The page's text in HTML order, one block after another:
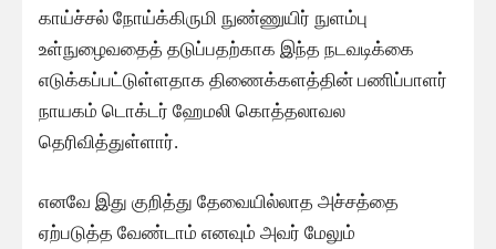
காய்ச்சல் நோய்க்கிருமி நுண்ணுயிர் நுளம்பு
உள்நுழைவதைத் தடுப்பதற்காக இந்த நடவடிக்கை
எடுக்கப்பட்டுள்ளதாக திணைக்களத்தின் பணிப்பாளர்
நாயகம் டொக்டர் ஹேமலி கொத்தலாவல
தெரிவித்துள்ளார்.
எனவே இது குறித்து தேவையில்லாத அச்சத்தை
ஏற்படுத்த வேண்டாம் எனவும் அவர் மேலும்